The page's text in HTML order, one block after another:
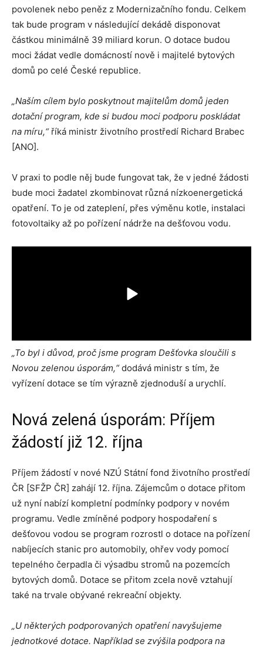
povolenek nebo peněz z Modernizačního fondu. Celkem
tak bude program v následující dekádě disponovat
částkou minimálně 39 miliard korun. O dotace budou
moci žádat vedle domácností nově i majitelé bytových
domů po celé České republice.
„Naším cílem bylo poskytnout majitelům domů jeden
dotační program, kde si budou moci podporu poskládat
na míru,“ říká ministr životního prostředí Richard Brabec
[ANO].
V praxi to podle něj bude fungovat tak, že v jedné žádosti
bude moci žadatel zkombinovat různá nízkoenergetická
opatření. To je od zateplení, přes výměnu kotle, instalaci
fotovoltaiky až po pořízení nádrže na dešťovou vodu.
„To byl i důvod, proč jsme program Dešťovka sloučili s
Novou zelenou úsporám,“dodává ministr s tím, že
vyřízení dotace se tím výrazně zjednoduší a urychlí.
Nová zelená úsporám: Příjem
žádostí již 12. října
Příjem žádostí v nové NZÚ Státní fond životního prostředí
ČR [SFŽP ČR] zahájí 12. října. Zájemcům o dotace přitom
už nyní nabízí kompletní podmínky podpory v novém
programu. Vedle zmíněné podpory hospodaření s
dešťovou vodou se program rozrostl o dotace na pořízení
nabíjecích stanic pro automobily, ohřev vody pomocí
tepelného čerpadla či výsadbu stromů na pozemcích
bytových domů. Dotace se přitom zcela nově vztahují
také na trvale obývané rekreační objekty.
„U některých podporovaných opatření navyšujeme
jednotkové dotace. Například se zvýšila podpora na